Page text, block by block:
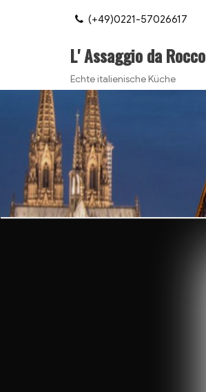
(+49)0221-57026617
L' Assaggio da Rocco
Echte italienische Küche